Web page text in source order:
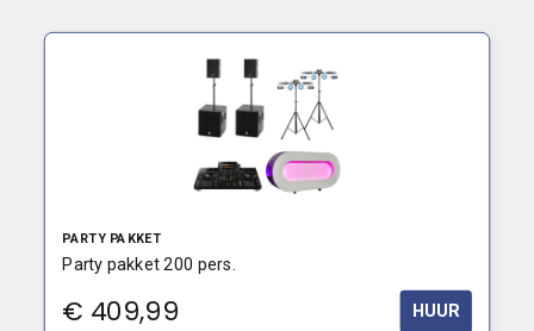
PARTY PAKKET
Party pakket 200 pers.
€ 409,99 HUUR